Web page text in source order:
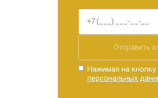
Отправить
Нажимая на кнопку
персональных